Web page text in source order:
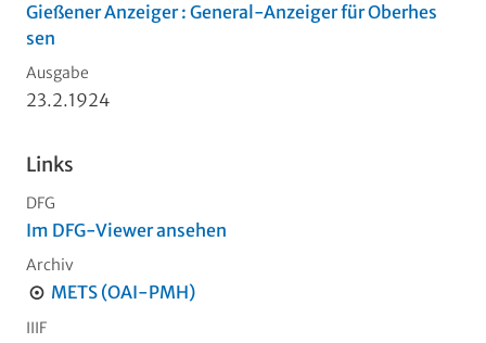
Gießener Anzeiger : General-Anzeiger für Oberhes
sen
Ausgabe
23.2.1924
Links
DFG
Im DFG-Viewer ansehen
Archiv
METS (OAI-PMH)
IIIF